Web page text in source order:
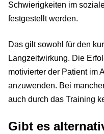
Schwierigkeiten im
festgestellt werden.
Das gilt sowohl für den
Langzeitwirkung. Die
motivierter der Patient im
anzuwenden. Bei
auch durch das Training
Gibt es